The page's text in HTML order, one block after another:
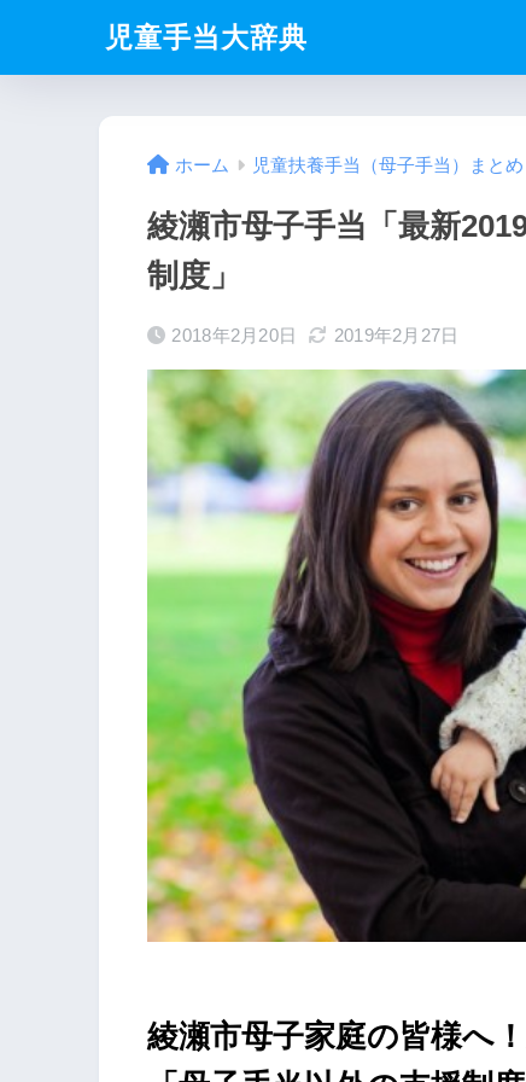
児童手当大辞典
ホーム 児童扶養手当（母子手当）まとめ
綾瀬市母子手当「最新
制度」
2018年2月20日 2019年2月27日
綾瀬市母子家庭の皆様へ